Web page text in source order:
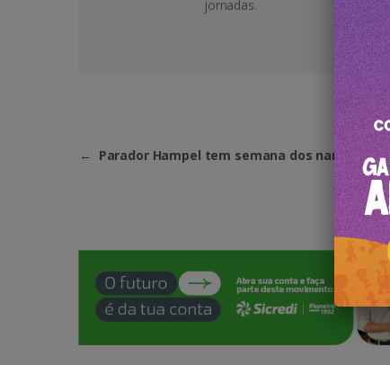
jornadas.
← Parador Hampel tem semana dos namorados